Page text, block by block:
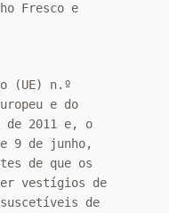
Fresco e
(UE) n.º
e do
de 2011 e, o
9 de junho,
de que os
vestígios de
de